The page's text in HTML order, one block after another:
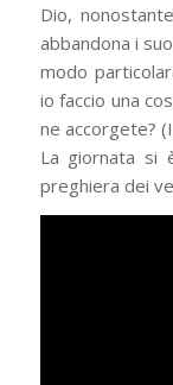
Dio,
abbandona i
modo
io faccio una
ne accorgete?
La giornata si
preghiera dei